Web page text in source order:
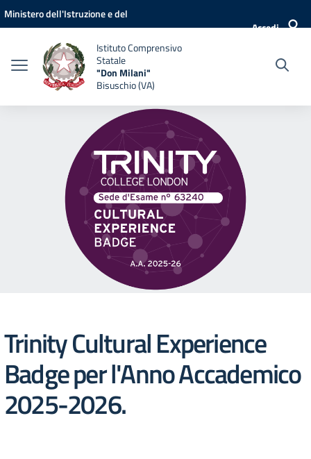
Vai ai contenuti
Vai al menu di navigazione
Vai al footer
Ministero dell'Istruzione e del
Accedi
Istituto Comprensivo
Statale
"Don Milani"
Bisuschio (VA)
Trinity Cultural Experience
Badge per l'Anno Accademico
2025-2026.